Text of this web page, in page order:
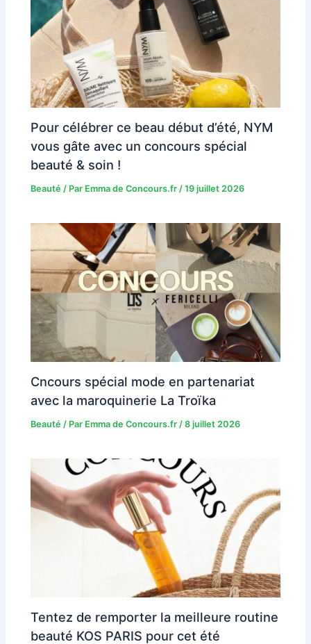
Pour célébrer ce beau début d’été, NYM
vous gâte avec un concours spécial
beauté & soin !
Beauté / Par Emma de Concours.fr /19 juillet 2026
Cncours spécial mode en partenariat
avec la maroquinerie La Troïka
Beauté / Par Emma de Concours.fr /8 juillet 2026
Tentez de remporter la meilleure routine
beauté KOS PARIS pour cet été